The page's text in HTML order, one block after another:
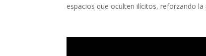
espacios que oculten ilícitos, reforzando